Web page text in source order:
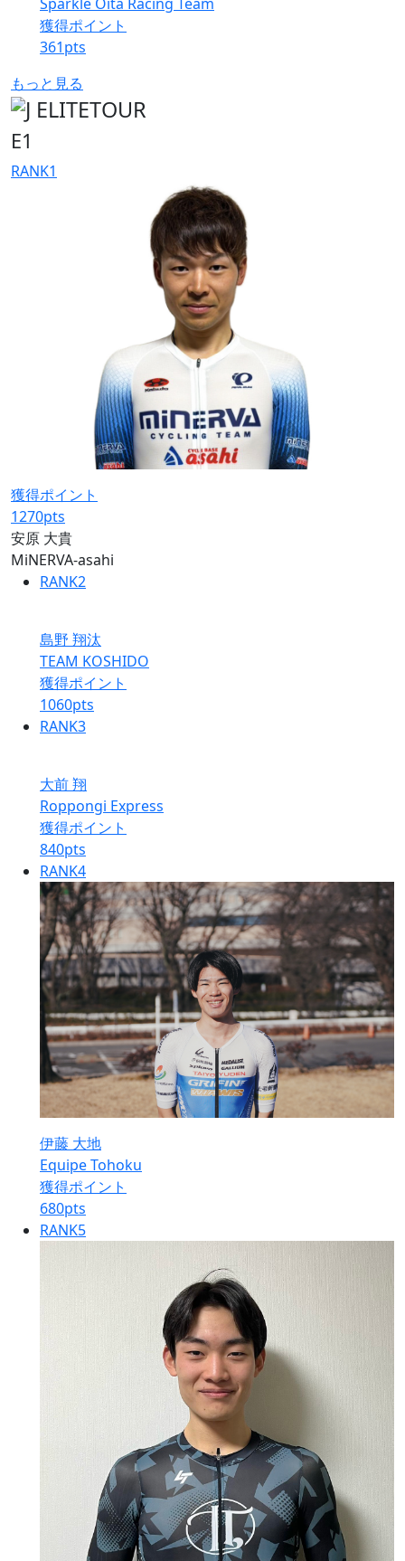
獲得ポイント
361pts
もっと見る
E1
RANK1
獲得ポイント
1270pts
安原 大貴
MiNERVA-asahi
RANK2
島野 翔汰
TEAM KOSHIDO
獲得ポイント
1060pts
RANK3
大前 翔
Roppongi Express
獲得ポイント
840pts
RANK4
伊藤 大地
Equipe Tohoku
獲得ポイント
680pts
RANK5